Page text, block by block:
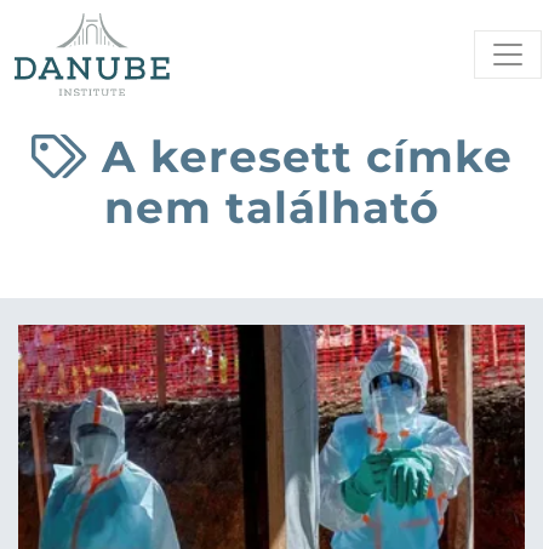
A keresett címke
nem található